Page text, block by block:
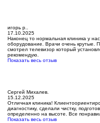
игорь р..
17.10.2025
Наконец то нормальная клиника у
оборудование. Врачи очень крутые.
смотрел телевизор который
рекомендую.
Показать весь отзыв
Сергей Михалев.
15.12.2025
Отличная клиника!
диагностику, сделали чистку,
определенно на высоте. Все
Показать весь отзыв